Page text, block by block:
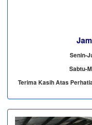
Senin-
Sabtu-
Terima Kasih Atas